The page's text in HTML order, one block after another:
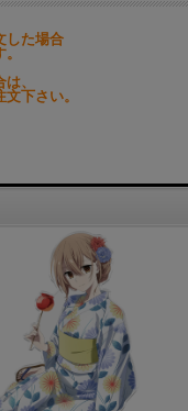
した場合
、
下さい。